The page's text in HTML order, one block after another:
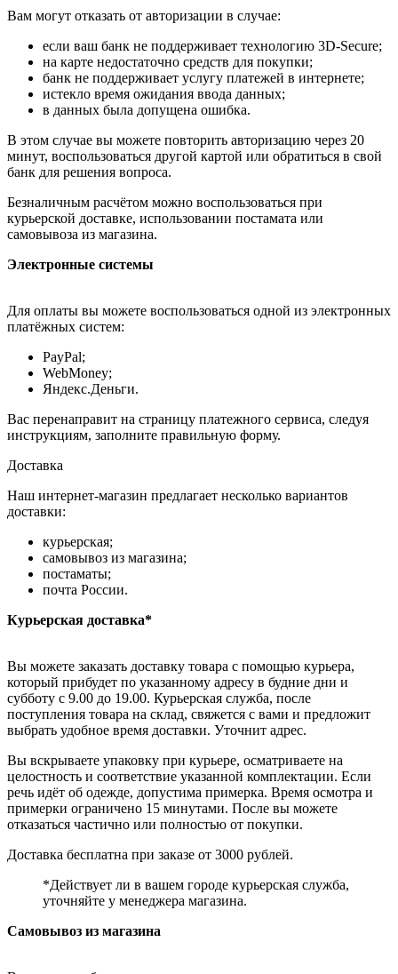
Вам могут отказать от авторизации в случае:
если ваш банк не поддерживает технологию 3D-Secure;
на карте недостаточно средств для покупки;
банк не поддерживает услугу платежей в интернете;
истекло время ожидания ввода данных;
в данных была допущена ошибка.
В этом случае вы можете повторить авторизацию через 20
минут, воспользоваться другой картой или обратиться в свой
банк для решения вопроса.
Безналичным расчётом можно воспользоваться при
курьерской доставке, использовании постамата или
самовывоза из магазина.
Электронные системы
Для оплаты вы можете воспользоваться одной из электронных
платёжных систем:
PayPal;
WebMoney;
Яндекс.Деньги.
Вас перенаправит на страницу платежного сервиса, следуя
инструкциям, заполните правильную форму.
Доставка
Наш интернет-магазин предлагает несколько вариантов
доставки:
курьерская;
самовывоз из магазина;
постаматы;
почта России.
Курьерская доставка*
Вы можете заказать доставку товара с помощью курьера,
который прибудет по указанному адресу в будние дни и
субботу с 9.00 до 19.00. Курьерская служба, после
поступления товара на склад, свяжется с вами и предложит
выбрать удобное время доставки. Уточнит адрес.
Вы вскрываете упаковку при курьере, осматриваете на
целостность и соответствие указанной комплектации. Если
речь идёт об одежде, допустима примерка. Время осмотра и
примерки ограничено 15 минутами. После вы можете
отказаться частично или полностью от покупки.
Доставка бесплатна при заказе от 3000 рублей.
*Действует ли в вашем городе курьерская служба,
уточняйте у менеджера магазина.
Самовывоз из магазина